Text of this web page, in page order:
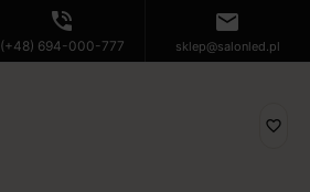
phone_in_talk
(+48) 694-000-777
mail
sklep@salonled.pl
favorite_border